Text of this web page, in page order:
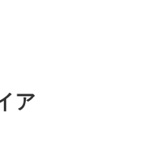
ア